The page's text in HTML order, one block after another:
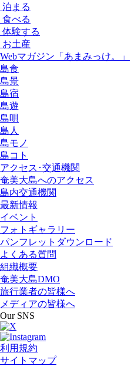
泊まる
食べる
体験する
お土産
Webマガジン「あまみっけ。」
島食
島景
島宿
島遊
島唄
島人
島モノ
島コト
アクセス･交通機関
奄美大島へのアクセス
島内交通機関
最新情報
イベント
フォトギャラリー
パンフレットダウンロード
よくある質問
組織概要
奄美大島DMO
旅行業者の皆様へ
メディアの皆様へ
Our SNS
利用規約
サイトマップ